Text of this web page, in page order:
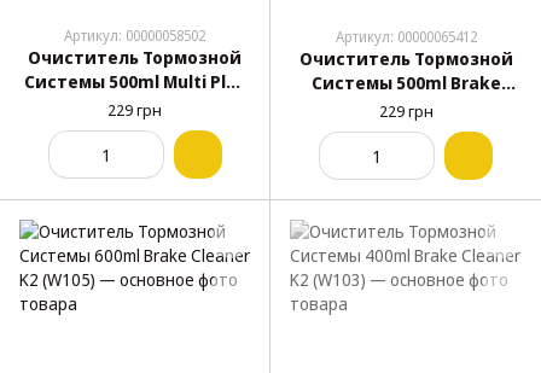
Артикул: 00000058502
Очиститель Тормозной
Системы 500ml Multi Plus
Cleaner CarLife CF501
229 грн
Артикул: 00000065412
Очиститель Тормозной
Системы 500ml Brake
Cleaner Nowax NX50110
229 грн